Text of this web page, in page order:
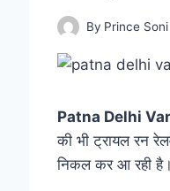
By Prince Soni
Patna Delhi
की भी ट्रायल रन
निकल कर आ रही है।